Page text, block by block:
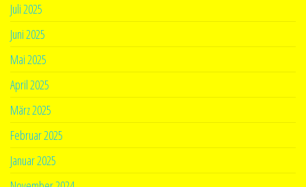
Juli 2025
Juni 2025
Mai 2025
April 2025
März 2025
Februar 2025
Januar 2025